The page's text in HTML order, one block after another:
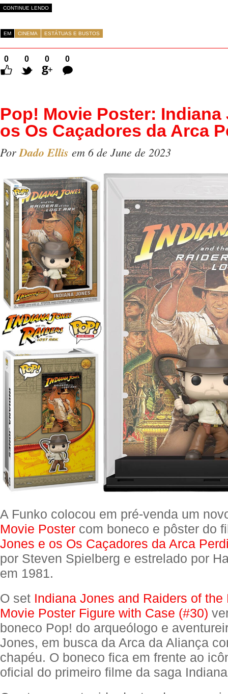
CONTINUE LENDO
EM CINEMA ESTÁTUAS E BUSTOS
0 0 0
0
Comentários
Pop! Movie Poster: Indiana
os Os Caçadores da Arca
PorDado Ellis em 6 de June de 2023
A Funko colocou em pré-venda um
Movie Poster com boneco e pôster do
Jones e os Os Caçadores da Arca
por Steven Spielberg e estrelado por
em 1981.
O set Indiana Jones and Raiders of the
Movie Poster Figure with Case (#30)
boneco Pop! do arqueólogo e
Jones, em busca da Arca da Aliança
chapéu. O boneco fica em frente ao
oficial do primeiro filme da saga